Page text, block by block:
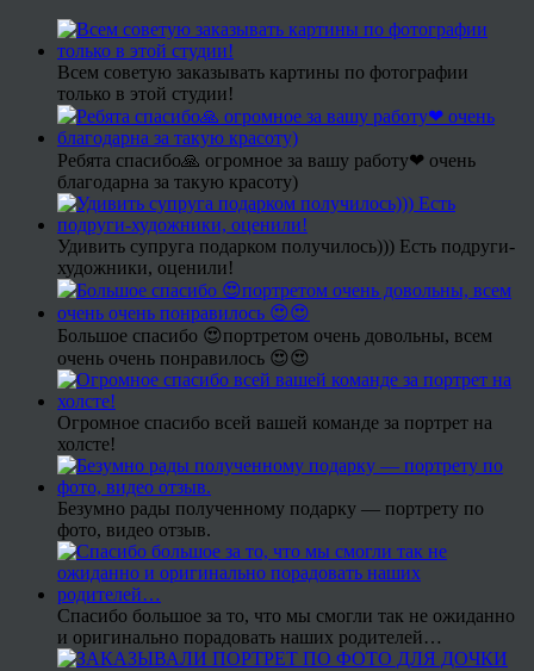
Всем советую заказывать картины по фотографии
только в этой студии!
Ребята спасибо🙏 огромное за вашу работу❤ очень
благодарна за такую красоту)
Удивить супруга подарком получилось))) Есть подруги-
художники, оценили!
Большое спасибо 😍портретом очень довольны, всем
очень очень понравилось 😍😍
Огромное спасибо всей вашей команде за портрет на
холсте!
Безумно рады полученному подарку — портрету по
фото, видео отзыв.
Спасибо большое за то, что мы смогли так не ожиданно
и оригинально порадовать наших родителей…